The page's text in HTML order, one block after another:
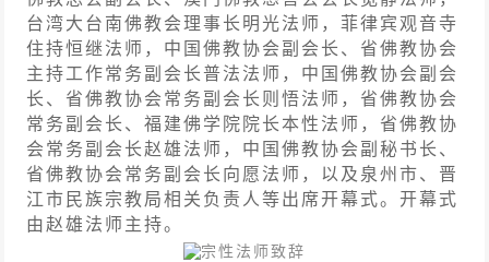
台湾大台南佛教会理事长明光法师，菲律宾观音寺
住持恒继法师，中国佛教协会副会长、省佛教协会
主持工作常务副会长普法法师，中国佛教协会副会
长、省佛教协会常务副会长则悟法师，省佛教协会
常务副会长、福建佛学院院长本性法师，省佛教协
会常务副会长赵雄法师，中国佛教协会副秘书长、
省佛教协会常务副会长向愿法师，以及泉州市、晋
江市民族宗教局相关负责人等出席开幕式。开幕式
由赵雄法师主持。
宗性法师致辞